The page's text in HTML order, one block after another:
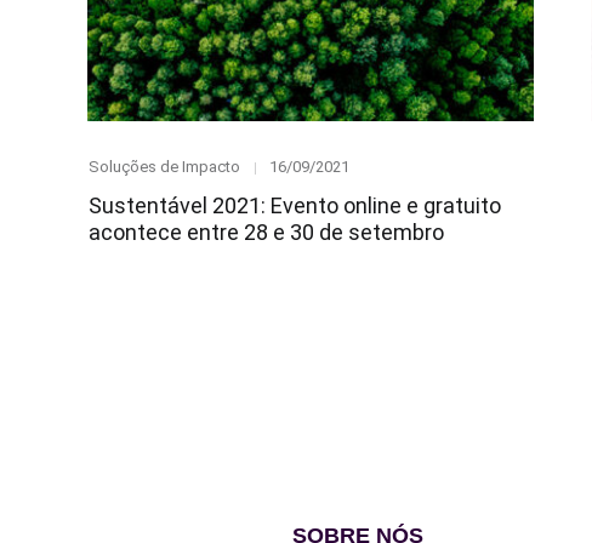
Category
Soluções de Impacto
Posted
16/09/2021
Sustentável 2021: Evento online e gratuito
acontece entre 28 e 30 de setembro
SOBRE NÓS